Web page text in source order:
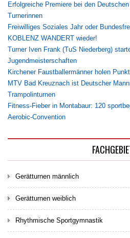
Erfolgreiche Premiere bei den
Turnerinnen
Freiwilliges Soziales Jahr oder
KOBLENZ WANDERT wieder!
Turner Iven Frank (TuS Niederberg)
Jugendmeisterschaften
Kirchener Faustballermänner holen
MTV Bad Kreuznach ist Deutscher
Trampolinturnen
Fitness-Fieber in Montabaur: 120
Aerobic-Convention
Gerätturnen männlich
Gerätturnen weiblich
Rhythmische Sportgymnastik